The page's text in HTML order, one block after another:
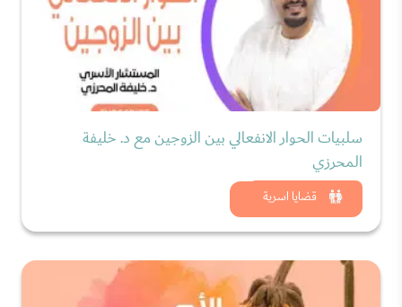
قضايا اسرية
سلبيات الحوار الانفعالي بين الزوجين مع د. خليفة
المحرزي
شاهد الان